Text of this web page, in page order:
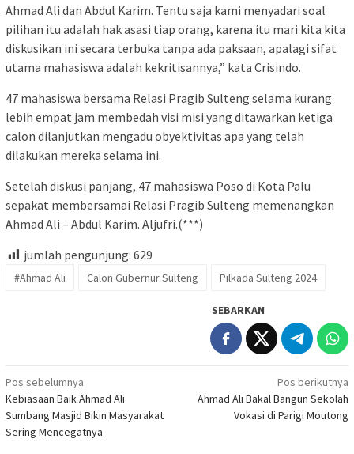
Ahmad Ali dan Abdul Karim. Tentu saja kami menyadari soal
pilihan itu adalah hak asasi tiap orang, karena itu mari kita kita
diskusikan ini secara terbuka tanpa ada paksaan, apalagi sifat
utama mahasiswa adalah kekritisannya,” kata Crisindo.
47 mahasiswa bersama Relasi Pragib Sulteng selama kurang
lebih empat jam membedah visi misi yang ditawarkan ketiga
calon dilanjutkan mengadu obyektivitas apa yang telah
dilakukan mereka selama ini.
Setelah diskusi panjang, 47 mahasiswa Poso di Kota Palu
sepakat membersamai Relasi Pragib Sulteng memenangkan
Ahmad Ali – Abdul Karim. Aljufri.(***)
jumlah pengunjung: 629
#Ahmad Ali Calon Gubernur Sulteng Pilkada Sulteng 2024
SEBARKAN
Navigasi
pos
Pos sebelumnya
Kebiasaan Baik Ahmad Ali
Sumbang Masjid Bikin Masyarakat
Sering Mencegatnya
Pos berikutnya
Ahmad Ali Bakal Bangun Sekolah
Vokasi di Parigi Moutong